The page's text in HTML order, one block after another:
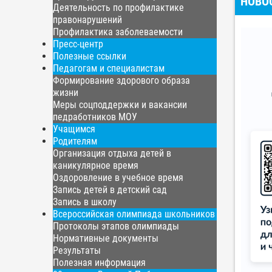
Деятельность по профилактике
правонарушений
Профилактика заболеваемости
Пресс-центр
Полезные ссылки
Педагогам и специалистам
Формирование здорового образа
жизни
Меры соцподдержки и вакансии
педработников МОУ
Учащимся
Родителям
Организация отдыха детей в
каникулярное время
Оздоровление в учебное время
Запись детей в детский сад
Запись в школу
Всероссийская олимпиада школьников
Протоколы этапов олимпиады
Нормативные документы
Результаты
Полезная информация